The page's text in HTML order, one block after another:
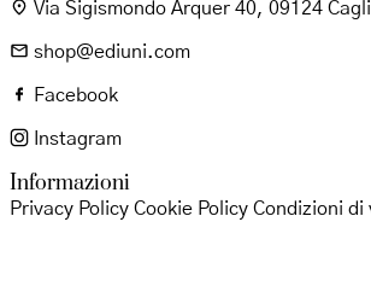
Via Sigismondo Arquer 40, 09124
shop@ediuni.com
Facebook
Instagram
Informazioni
Privacy Policy Cookie Policy Condizioni di